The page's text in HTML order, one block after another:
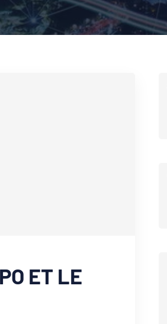
ET LE